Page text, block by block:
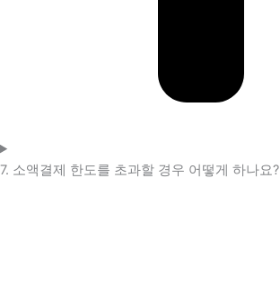
7. 소액결제 한도를 초과할 경우 어떻게 하나요?